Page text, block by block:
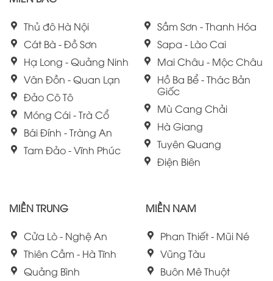
Thủ đô Hà Nội
Cát Bà - Đồ Sơn
Hạ Long - Quảng Ninh
Vân Đồn - Quan Lạn
Đảo Cô Tô
Móng Cái - Trà Cổ
Bái Đính - Tràng An
Tam Đảo - Vĩnh Phúc
Sầm Sơn - Thanh Hóa
Sapa - Lào Cai
Mai Châu - Mộc Châu
Hồ Ba Bể - Thác Bản
Giốc
Mù Cang Chải
Hà Giang
Tuyên Quang
Điện Biên
MIỀN TRUNG
Cửa Lò - Nghệ An
Thiên Cầm - Hà Tĩnh
Quảng Bình
MIỀN NAM
Phan Thiết - Mũi Né
Vũng Tàu
Buôn Mê Thuột